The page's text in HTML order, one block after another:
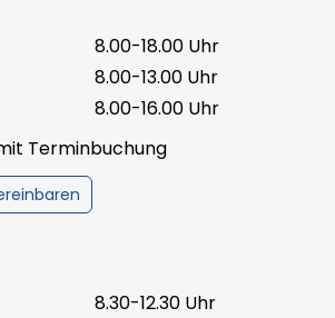
Hinweis „Gewinnspiel
oder per persönlicher
Social Media Seiten der
möglich. Die Teilnahme ist
Teilnehmer/die Teilnehmerin
oder sonstigen
ein. Um
sowie auch Name,
Telefonnummer zu nennen.
8.00-18.00 Uhr
8.00-13.00 Uhr
8.00-16.00 Uhr
Terminbuchung
8.30-12.30 Uhr